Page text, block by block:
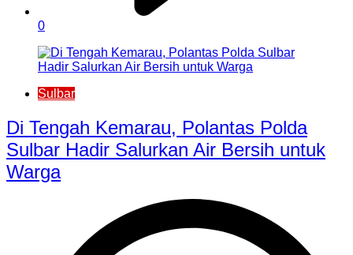
0
Sulbar
Di Tengah Kemarau, Polantas Polda
Sulbar Hadir Salurkan Air Bersih untuk
Warga